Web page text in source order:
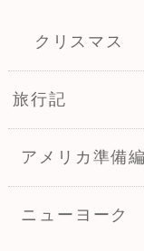
クリスマス
旅行記
アメリカ準備編
ニューヨーク